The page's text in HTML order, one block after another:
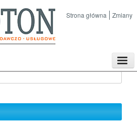
Strona główna Zmiany
Kontakt